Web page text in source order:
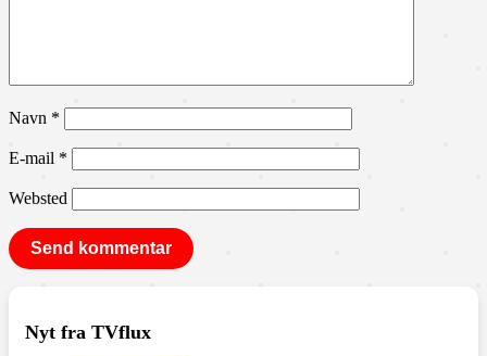
Navn *
E-mail *
Websted
Nyt fra TVflux